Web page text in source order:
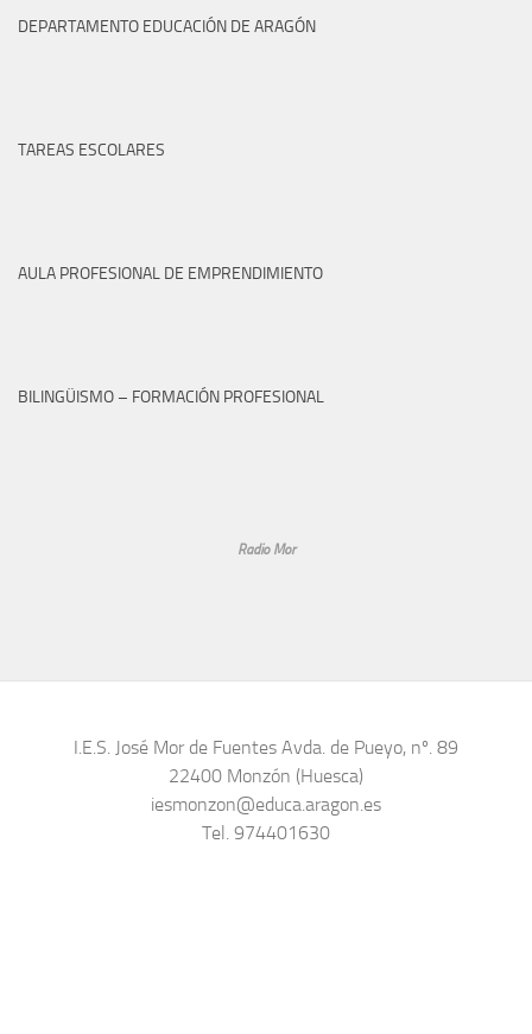
DEPARTAMENTO EDUCACIÓN DE ARAGÓN
TAREAS ESCOLARES
AULA PROFESIONAL DE EMPRENDIMIENTO
BILINGÜISMO – FORMACIÓN PROFESIONAL
Radio Mor
I.E.S. José Mor de Fuentes Avda. de Pueyo, nº. 89
22400 Monzón (Huesca)
iesmonzon@educa.aragon.es
Tel. 974401630